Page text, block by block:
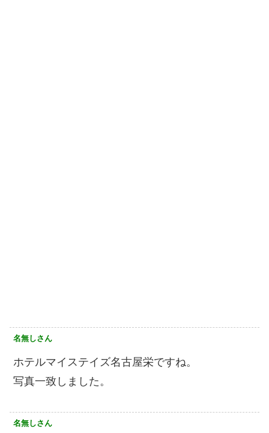
名無しさん
ホテルマイステイズ名古屋栄ですね。
写真一致しました。
名無しさん